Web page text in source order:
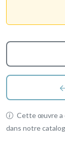
Cette œuvre a
dans notre